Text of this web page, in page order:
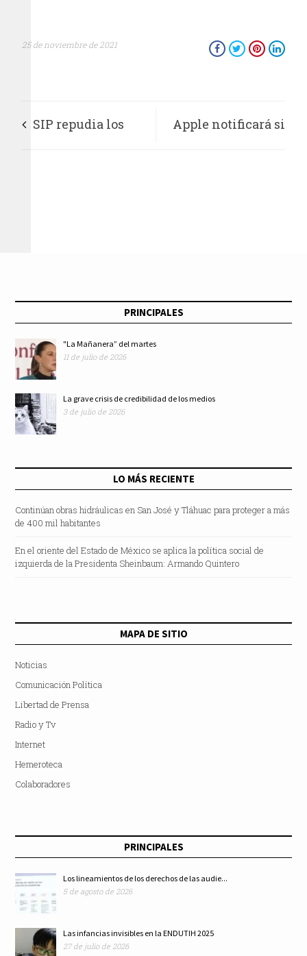
25 de noviembre de 2021
SIP repudia los Apple notificará si
PRINCIPALES
"La Mañanera” del martes
11 de julio de 2026
La grave crisis de credibilidad de los medios
3 de julio de 2026
LO MÁS RECIENTE
Continúan obras hidráulicas en San José y Tláhuac para proteger a más
de 400 mil habitantes
En el oriente del Estado de México se aplica la política social de
izquierda de la Presidenta Sheinbaum: Armando Quintero
MAPA DE SITIO
Noticias
Comunicación Política
Libertad de Prensa
Radio y Tv
Internet
Hemeroteca
Colaboradores
PRINCIPALES
Los lineamientos de los derechos de las audie...
5 de agosto de 2026
Las infancias invisibles en la ENDUTIH 2025
27 de julio de 2026